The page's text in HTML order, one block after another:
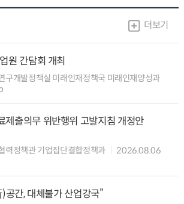
더보기
원 간담회 개최
구개발정책실 미래인재정책국 미래인재양성과
제출의무 위반행위 고발지침 개정안
력정책관 기업집단결합정책과
2026.08.06
간, 대체불가 산업강국”